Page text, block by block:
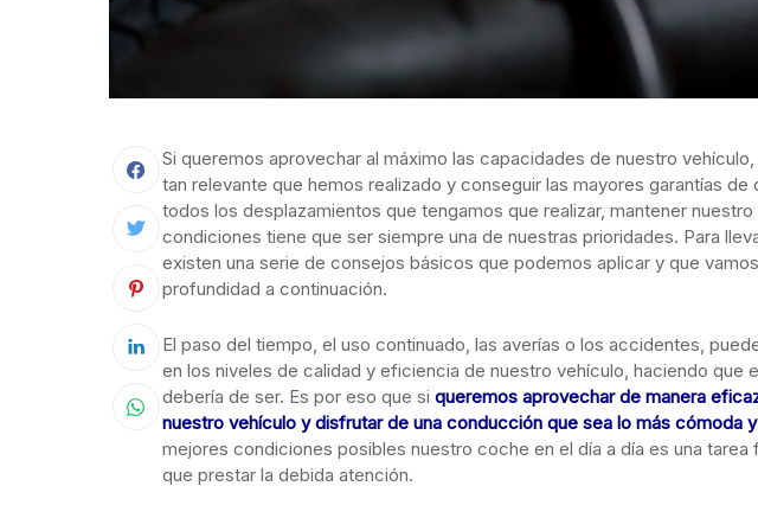
Si queremos aprovechar al máximo las capacidades de nuestro
tan relevante que hemos realizado y conseguir las mayores garantías
todos los desplazamientos que tengamos que realizar, mantener
condiciones tiene que ser siempre una de nuestras prioridades. Para
existen una serie de consejos básicos que podemos aplicar y que
profundidad a continuación.
El paso del tiempo, el uso continuado, las averías o los accidentes,
en los niveles de calidad y eficiencia de nuestro vehículo, haciendo que
debería de ser. Es por eso que si queremos aprovechar de manera
nuestro vehículo y disfrutar de una conducción que sea lo más cómoda
mejores condiciones posibles nuestro coche en el día a día es una tarea
que prestar la debida atención.